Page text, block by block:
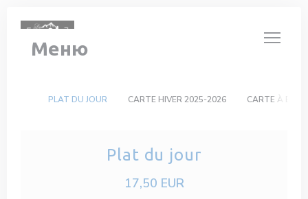
Меню
Plat du jour
17,50 EUR
PLAT DU JOUR CARTE HIVER 2025-2026 CARTE À